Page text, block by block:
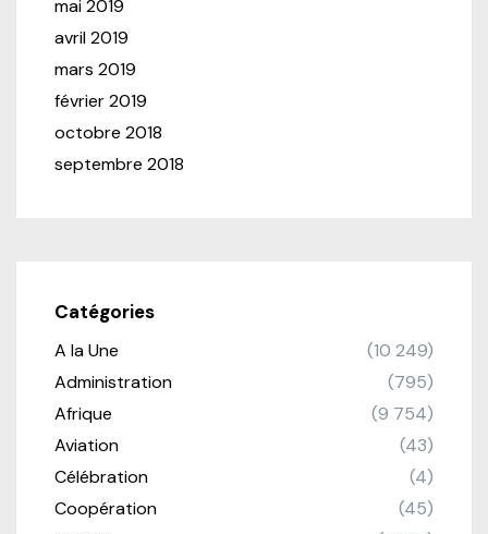
mai 2019
avril 2019
mars 2019
février 2019
octobre 2018
septembre 2018
Catégories
A la Une
(10 249)
Administration
(795)
Afrique
(9 754)
Aviation
(43)
Célébration
(4)
Coopération
(45)